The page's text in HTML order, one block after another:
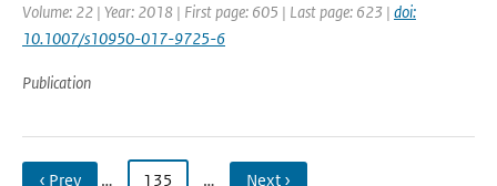
Volume: 22 | Year: 2018 | First page: 605 | Last page: 623 | doi:
10.1007/s10950-017-9725-6
Publication
‹ Prev … 135 … Next ›